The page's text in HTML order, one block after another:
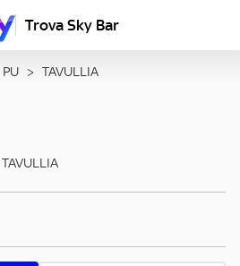
Trova Sky Bar
PU > TAVULLIA
TAVULLIA